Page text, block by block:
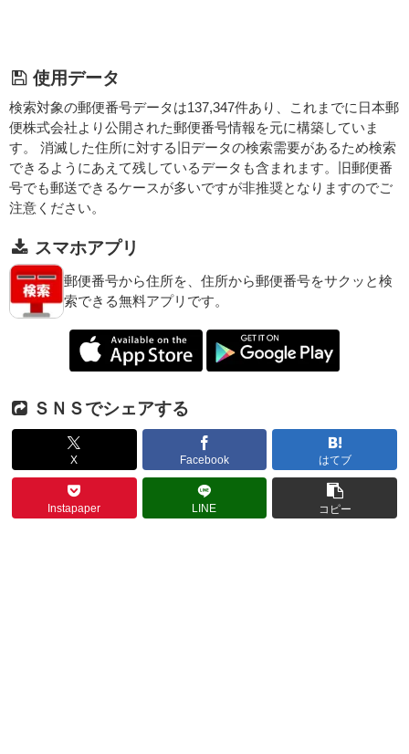
使用データ
検索対象の郵便番号データは137,347件あり、これまでに日本郵
便株式会社より公開された郵便番号情報を元に構築していま
す。 消滅した住所に対する旧データの検索需要があるため検索
できるようにあえて残しているデータも含まれます。旧郵便番
号でも郵送できるケースが多いですが非推奨となりますのでご
注意ください。
スマホアプリ
郵便番号から住所を、住所から郵便番号をサクッと検
索できる無料アプリです。
ＳＮＳでシェアする
X Facebook はてブ
Instapaper LINE コピー